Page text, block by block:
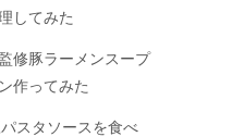
してみた
修豚ラーメンスープ
作ってみた
スタソースを食べ